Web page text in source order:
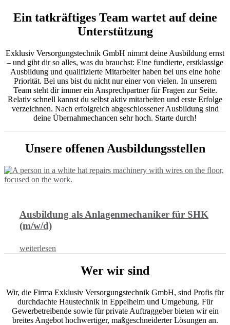
Ein tatkräftiges Team wartet auf deine
Unterstützung
Exklusiv Versorgungstechnik GmbH nimmt deine Ausbildung ernst
– und gibt dir so alles, was du brauchst: Eine fundierte, erstklassige
Ausbildung und qualifizierte Mitarbeiter haben bei uns eine hohe
Priorität. Bei uns bist du nicht nur einer von vielen. In unserem
Team steht dir immer ein Ansprechpartner für Fragen zur Seite.
Relativ schnell kannst du selbst aktiv mitarbeiten und erste Erfolge
verzeichnen. Nach erfolgreich abgeschlossener Ausbildung sind
deine Übernahmechancen sehr hoch. Starte durch!
Unsere offenen Ausbildungsstellen
Ausbildung als Anlagenmechaniker für SHK
(m/w/d)
weiterlesen
Wer wir sind
Wir, die Firma Exklusiv Versorgungstechnik GmbH, sind Profis für
durchdachte Haustechnik in Eppelheim und Umgebung. Für
Gewerbetreibende sowie für private Auftraggeber bieten wir ein
breites Angebot hochwertiger, maßgeschneiderter Lösungen an.